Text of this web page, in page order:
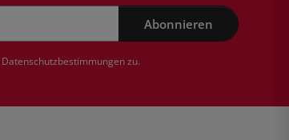
Abonnieren
Datenschutzbestimmungenzu.